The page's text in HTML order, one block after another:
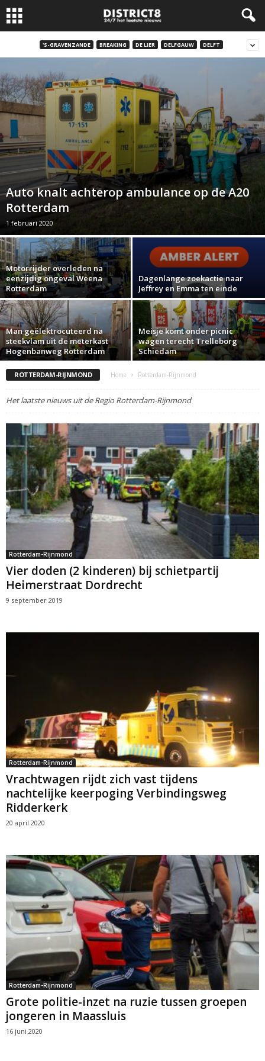
'S-GRAVENZANDE BREAKING DE LIER DELFGAUW DELFT
Auto knalt achterop ambulance op de A20
Rotterdam
1 februari 2020
Motorrijder overleden na
eenzijdig ongeval Weena
Rotterdam
Dagenlange zoekactie naar
Jeffrey en Emma ten einde
Man geëlektrocuteerd na
steekvlam uit de meterkast
Hogenbanweg Rotterdam
Meisje komt onder picnic
wagen terecht Trelleborg
Schiedam
ROTTERDAM-RIJNMOND Home Rotterdam-Rijnmond
Het laatste nieuws uit de Regio Rotterdam-Rijnmond
Rotterdam-Rijnmond
Vier doden (2 kinderen) bij schietpartij
Heimerstraat Dordrecht
9 september 2019
Rotterdam-Rijnmond
Vrachtwagen rijdt zich vast tijdens
nachtelijke keerpoging Verbindingsweg
Ridderkerk
20 april 2020
Rotterdam-Rijnmond
Grote politie-inzet na ruzie tussen groepen
jongeren in Maassluis
16 juni 2020